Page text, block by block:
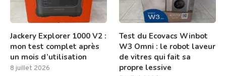
Jackery Explorer 1000 V2 :
mon test complet après
un mois d’utilisation
8 juillet 2026
Test du Ecovacs Winbot
W3 Omni : le robot laveur
de vitres qui fait sa
propre lessive